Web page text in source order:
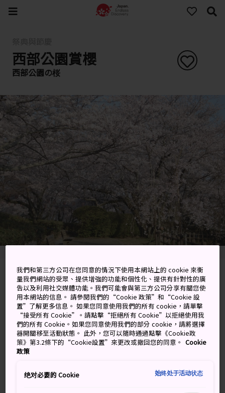
西部公園賞櫻
西部公園の桜
Shoyama Kamona-cho, Tokushima-shi,
Tokushima-ken
在 Google 地圖上檢視
取得轉乘資訊
關鍵字 地圖
我們和第三方公司在您同意的情況下使用本網站上的 cookie 來衡
量我們網站的受眾、提供增強的功能和個性化、提供有針對性的廣
告以及利用社交媒體功能。我們可能會與第三方公司分享有關您使
用本網站的信息。 請參閱我們的“Cookie 政策”和“Cookie 設
置”了解更多信息。 如果您同意使用我們的所有 cookie，請單擊
“接受所有 Cookie”。請點擊“拒絕所有 Cookie”以拒絕使用我
們的所有 Cookie。如果您同意使用我們的部分 cookie，請將選擇
器開關移至活動狀態。 此外，您可以隨時通過點擊《Cookie政
策》第3.2條下的“Cookie設置”來更改或撤回您的同意。 Cookie
政策
绝对必要的 Cookie 始终处于活动状态